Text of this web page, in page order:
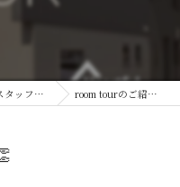
ッフブログ room tourのご紹介です👏